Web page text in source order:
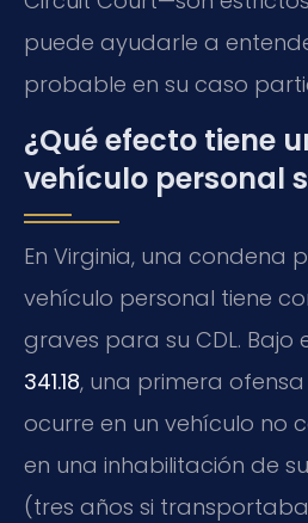
puede ayudarle a
probable en su caso
¿Qué efecto tiene
vehículo personal
En Virginia, una condena
vehículo personal tiene
graves para su CDL. Bajo
341.18, una primera ofensa
ocurre en un vehículo no
en una inhabilitación de
(tres años si